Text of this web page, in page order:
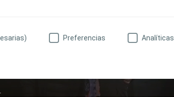
Preferencias Analíticas